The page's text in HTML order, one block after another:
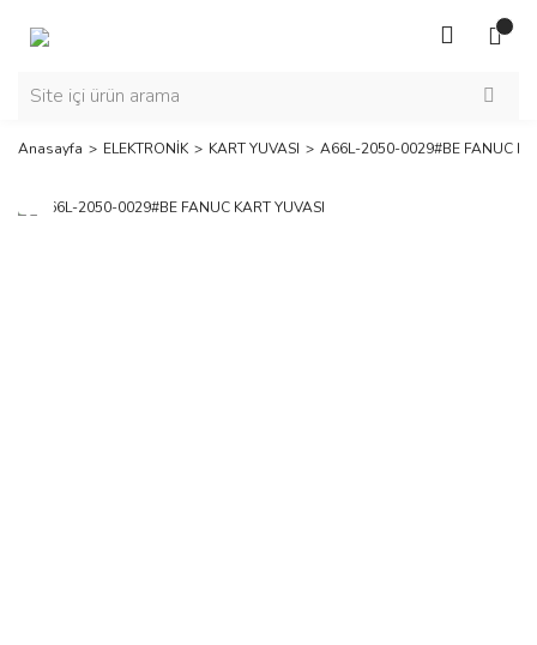
Anasayfa ELEKTRONİK KART YUVASI A66L-2050-0029#BE FANUC